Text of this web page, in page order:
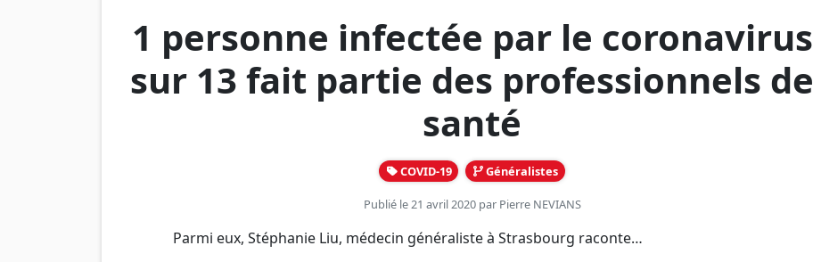
1 personne infectée par le coronavirus
sur 13 fait partie des professionnels de
santé
COVID-19 Généralistes
Publié le 21 avril 2020 par Pierre NEVIANS
Parmi eux, Stéphanie Liu, médecin généraliste à Strasbourg raconte…